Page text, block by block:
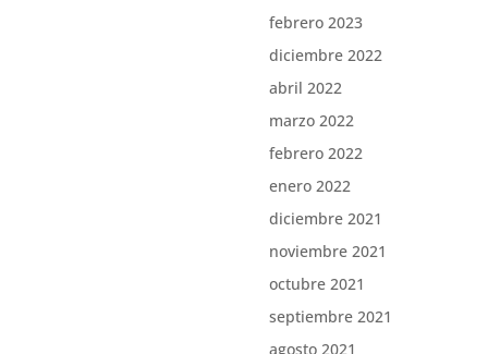
febrero 2023
diciembre 2022
abril 2022
marzo 2022
febrero 2022
enero 2022
diciembre 2021
noviembre 2021
octubre 2021
septiembre 2021
agosto 2021